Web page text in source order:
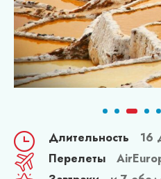
Длительность
16
Перелеты